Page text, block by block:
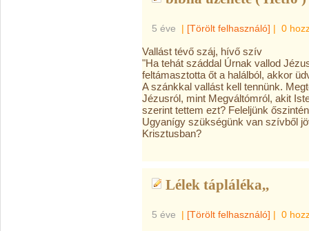
5 éve | [Törölt felhasználó] | 0
Vallást tévő száj, hívő szív
"Ha tehát száddal Úrnak vallod
feltámasztotta őt a halálból, akkor
A szánkkal vallást kell tennünk.
Jézusról, mint Megváltómról, akit
szerint tettem ezt? Feleljünk
Ugyanígy szükségünk van szívből
Krisztusban?
Lélek tápláléka,,
5 éve | [Törölt felhasználó] | 0